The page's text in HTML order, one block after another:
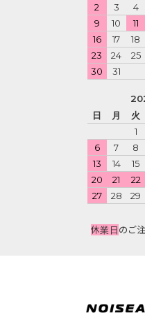
2
3 4
9
10 11
16
17 18
23
24 25
30
31
日
月 火
1
6
7 8
13
14 15
20
21 22
27
28 29
休業日のご